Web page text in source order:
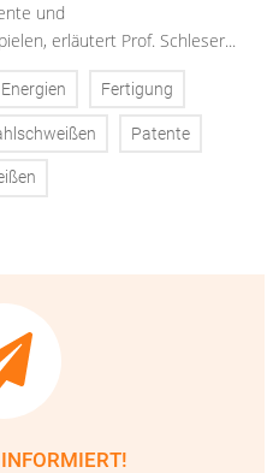
und
erläutert Prof. Schleser...
Fertigung
Patente